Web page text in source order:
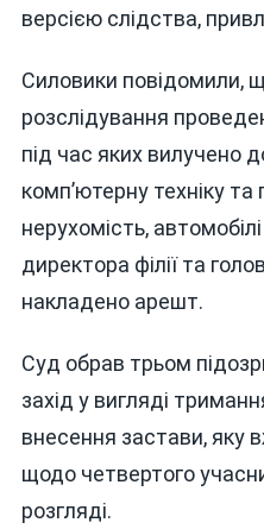
версією слідства,
Силовики повідомили,
розслідування
під час яких вилучено
комп’ютерну техніку
нерухомість,
директора філії та
накладено арешт.
Суд обрав трьом
захід у вигляді
внесення застави, яку
щодо четвертого
розгляді.